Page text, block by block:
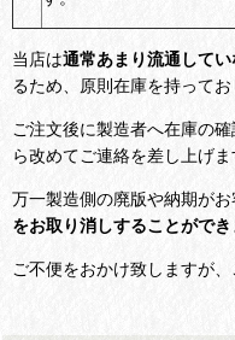
当店は通常あまり流通して
るため、原則在庫を持ってお
ご注文後に製造者へ在庫の
ら改めてご連絡を差し上げま
万一製造側の廃版や納期が
をお取り消しすることがで
ご不便をおかけ致しますが